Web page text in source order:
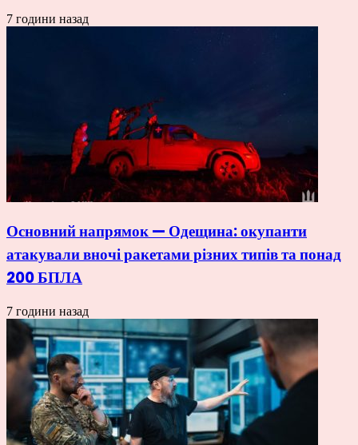
7 години назад
Основний напрямок — Одещина: окупанти
атакували вночі ракетами різних типів та понад
200 БПЛА
7 години назад